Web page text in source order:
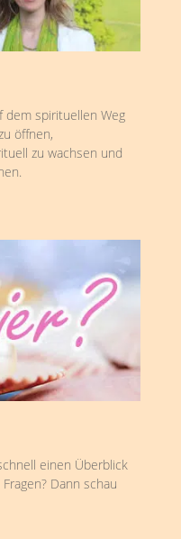
dem spirituellen Weg
öffnen,
zu wachsen und
einen Überblick
Dann schau